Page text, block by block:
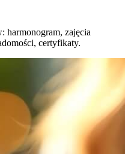
harmonogram, zajęcia
certyfikaty.